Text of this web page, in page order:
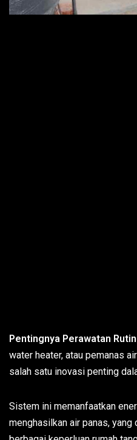
Pentingnya Perawatan
water heater, atau pemanas
salah satu inovasi penting
Sistem ini memanfaatkan
menghasilkan air panas, yang